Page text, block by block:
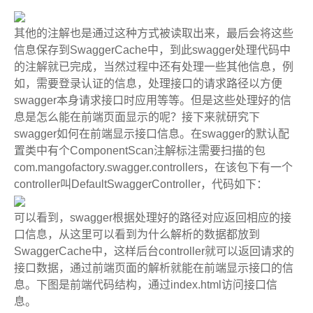
其他的注解也是通过这种方式被读取出来，最后会将这些
信息保存到 SwaggerCache中，到此swagger处理代码中
的注解就已完成，当然过程中还有处理一些其他信息，例
如，需要登录认证的信息，处理接口的请求路径以方便
swagger本身请求接口时应用等等。但是这些处理好的信
息是怎么能在前端页面显示的呢？接下来就研究下
swagger如何在前端显示接口信息。在swagger的默认配
置类中有个ComponentScan注解标注需要扫描的包
com.mangofactory.swagger.controllers，在该包下有一个
controller叫 DefaultSwaggerController，代码如下：
可以看到， swagger根据处理好的路径对应返回相应的接
口信息，从这里可以看到为什么解析的数据都放到
SwaggerCache中，这样后台controller就可以返回请求的
接口数据，通过前端页面的解析就能在前端显示接口的信
息。下图是前端代码结构，通过index.html 访问接口信
息。